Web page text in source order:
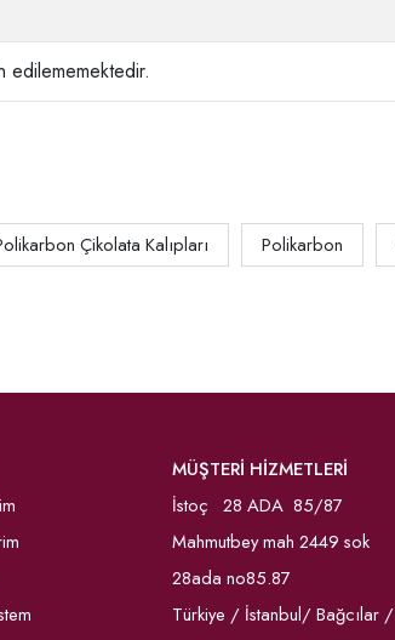
edilememektedir.
Çikolata Kalıpları Polikarbon
MÜŞTERİ HİZMETLERİ
İstoç 28 ADA 85/87
Mahmutbey mah 2449 sok
28ada no85.87
Türkiye / İstanbul/ Bağcılar /